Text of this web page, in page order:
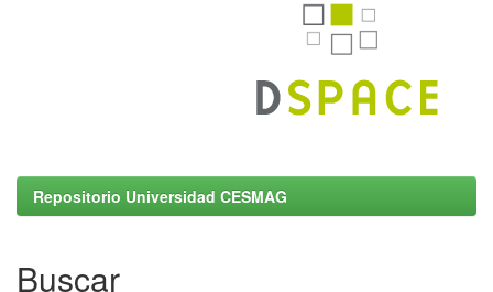
Repositorio Universidad CESMAG
Buscar